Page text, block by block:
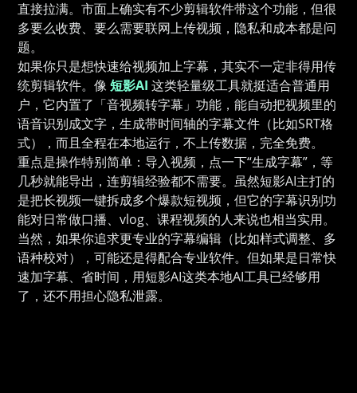
直接拉满。市面上确实有不少剪辑软件带这个功能，但很
多要么收费、要么需要联网上传视频，隐私和成本都是问
题。
如果你只是想快速给视频加上字幕，其实不一定非得用传
统剪辑软件。像短影AI 这类轻量级工具就挺适合普通用
户，它内置了「音视频转字幕」功能，能自动把视频里的
语音识别成文字，生成带时间轴的字幕文件（比如SRT格
式），而且全程在本地运行，不上传数据，完全免费。
重点是操作特别简单：导入视频，点一下“生成字幕”，等
几秒就能导出，连剪辑经验都不需要。虽然短影AI主打的
是把长视频一键拆成多个爆款短视频，但它的字幕识别功
能对日常做口播、vlog、课程视频的人来说也相当实用。
当然，如果你追求更专业的字幕编辑（比如样式调整、多
语种校对），可能还是得配合专业软件。但如果是日常快
速加字幕、省时间，用短影AI这类本地AI工具已经够用
了，还不用担心隐私泄露。